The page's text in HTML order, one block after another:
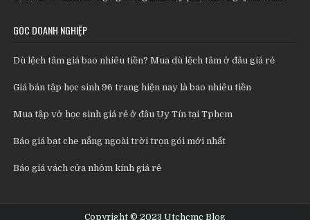
GÓC DOANH NGHIỆP
Dù lệch tâm giá bao nhiêu tiền? Mua dù lệch tâm ở đâu giá rẻ
Giá bán tập học sinh 96 trang hiện nay là bao nhiêu tiền
Mua tập vở học sinh giá rẻ ở đâu Uy Tín tại Tphcm
Báo giá bạt che nắng ngoài trời trọn gói mới nhất
Báo giá vách cửa nhôm kính giá rẻ
Copyright © 2023 Utchcmc Blog